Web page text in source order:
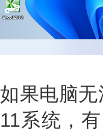
如果电脑
11系统，